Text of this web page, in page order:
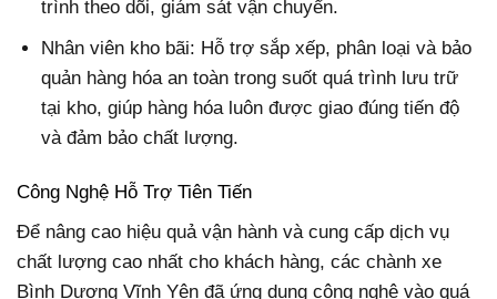
trình theo dõi, giám sát vận chuyển.
Nhân viên kho bãi: Hỗ trợ sắp xếp, phân loại và bảo
quản hàng hóa an toàn trong suốt quá trình lưu trữ
tại kho, giúp hàng hóa luôn được giao đúng tiến độ
và đảm bảo chất lượng.
Công Nghệ Hỗ Trợ Tiên Tiến
Để nâng cao hiệu quả vận hành và cung cấp dịch vụ
chất lượng cao nhất cho khách hàng, các chành xe
Bình Dương Vĩnh Yên đã ứng dụng công nghệ vào quá